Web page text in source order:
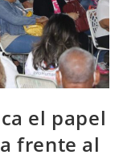
el papel
frente al